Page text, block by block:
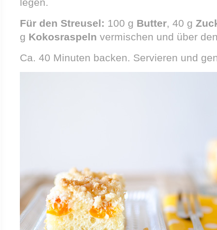
Für den Streusel: 100 g Butter, 40 g
g Kokosraspeln vermischen und über
Ca. 40 Minuten backen. Servieren und